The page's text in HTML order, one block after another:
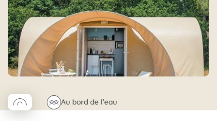
◯Coco rond🌊Au bord de l'eau